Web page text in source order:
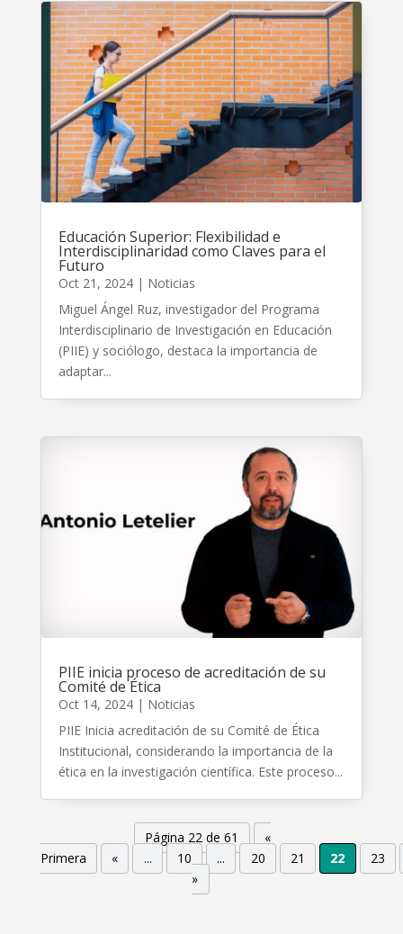
Educación Superior: Flexibilidad e
Interdisciplinaridad como Claves para el
Futuro
Oct 21, 2024| Noticias
Miguel Ángel Ruz, investigador del Programa
Interdisciplinario de Investigación en Educación
(PIIE) y sociólogo, destaca la importancia de
adaptar...
PIIE inicia proceso de acreditación de su
Comité de Ética
Oct 14, 2024| Noticias
PIIE Inicia acreditación de su Comité de Ética
Institucional, considerando la importancia de la
ética en la investigación científica. Este proceso...
Página 22 de 61
«
Primera
« ... 10 ... 20 21 22
23
»